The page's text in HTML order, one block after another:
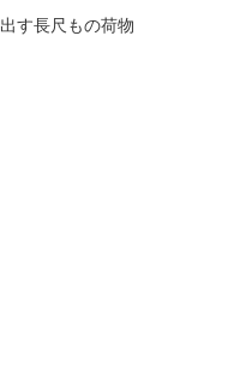
す長尺もの荷物